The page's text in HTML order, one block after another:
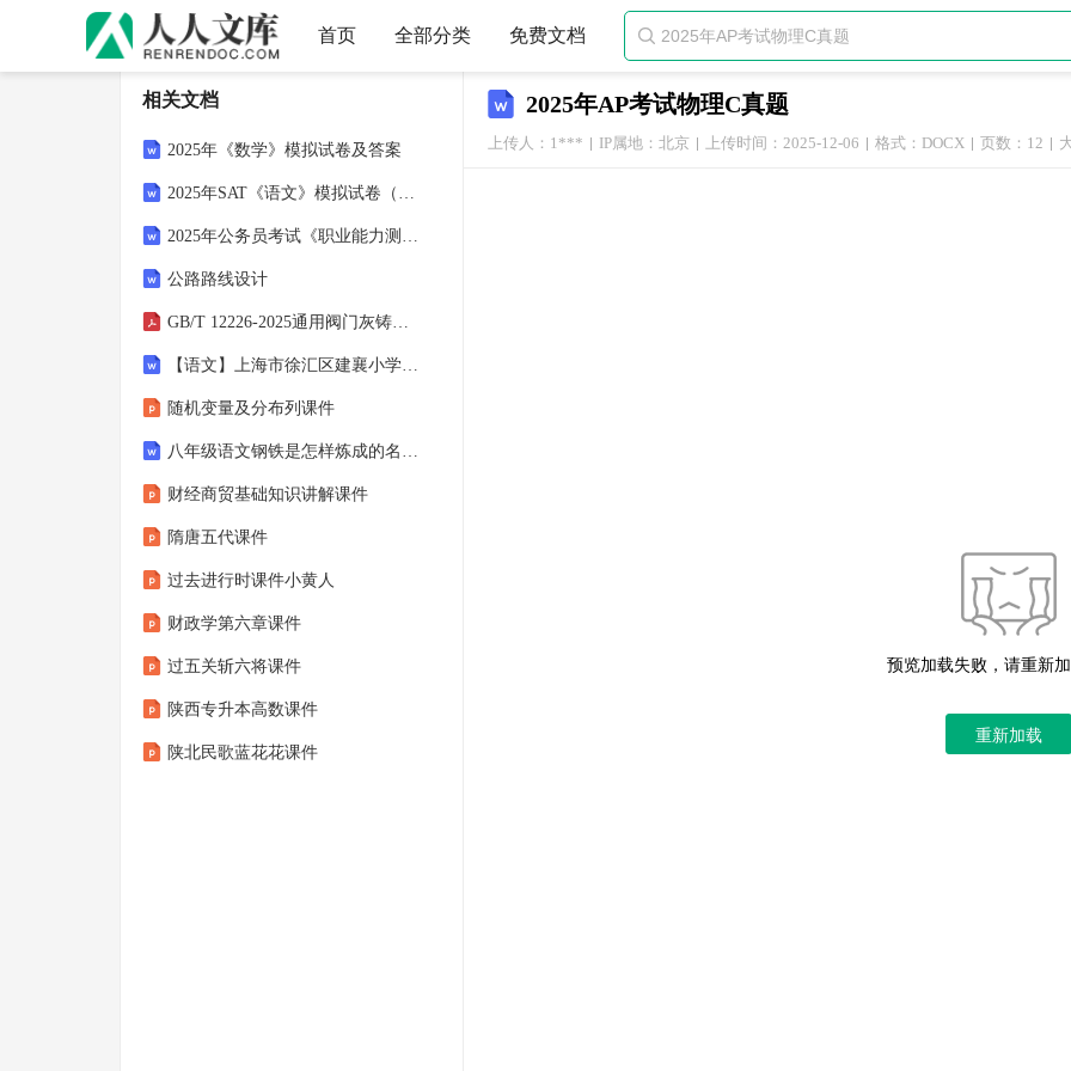
首页 全部分类 免费文档 
2025年AP考试物理C真题
上传人：1*** IP属地：北京 上传时间：2025-12-06 格式：DOCX 页数：12
预览加载失败，请重新
重新加载
相关文档
2025年《数学》模拟试卷及答案
2025年SAT《语文》模拟试卷（含答案）
2025年公务员考试《职业能力测验》真题集
公路路线设计
GB/T 12226-2025通用阀门灰铸铁件技术规范
【语文】上海市徐汇区建襄小学一年级上册期末复习试题
随机变量及分布列课件
八年级语文钢铁是怎样炼成的名著阅读综合训练含答案
财经商贸基础知识讲解课件
隋唐五代课件
过去进行时课件小黄人
财政学第六章课件
过五关斩六将课件
陕西专升本高数课件
陕北民歌蓝花花课件